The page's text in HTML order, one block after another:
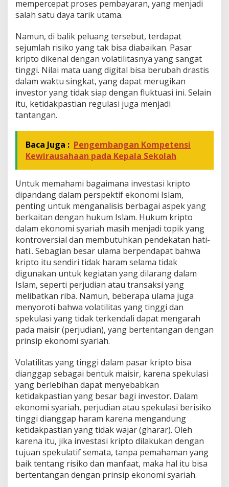
mempercepat proses pembayaran, yang menjadi
salah satu daya tarik utama.
Namun, di balik peluang tersebut, terdapat
sejumlah risiko yang tak bisa diabaikan. Pasar
kripto dikenal dengan volatilitasnya yang sangat
tinggi. Nilai mata uang digital bisa berubah drastis
dalam waktu singkat, yang dapat merugikan
investor yang tidak siap dengan fluktuasi ini. Selain
itu, ketidakpastian regulasi juga menjadi
tantangan.
Baca Juga : Pengembangan Kompetensi
Kewirausahaan pada Kepala Sekolah
Untuk memahami bagaimana investasi kripto
dipandang dalam perspektif ekonomi Islam,
penting untuk menganalisis berbagai aspek yang
berkaitan dengan hukum Islam. Hukum kripto
dalam ekonomi syariah masih menjadi topik yang
kontroversial dan membutuhkan pendekatan hati-
hati.. Sebagian besar ulama berpendapat bahwa
kripto itu sendiri tidak haram selama tidak
digunakan untuk kegiatan yang dilarang dalam
Islam, seperti perjudian atau transaksi yang
melibatkan riba. Namun, beberapa ulama juga
menyoroti bahwa volatilitas yang tinggi dan
spekulasi yang tidak terkendali dapat mengarah
pada maisir (perjudian), yang bertentangan dengan
prinsip ekonomi syariah.
Volatilitas yang tinggi dalam pasar kripto bisa
dianggap sebagai bentuk maisir, karena spekulasi
yang berlebihan dapat menyebabkan
ketidakpastian yang besar bagi investor. Dalam
ekonomi syariah, perjudian atau spekulasi berisiko
tinggi dianggap haram karena mengandung
ketidakpastian yang tidak wajar (gharar). Oleh
karena itu, jika investasi kripto dilakukan dengan
tujuan spekulatif semata, tanpa pemahaman yang
baik tentang risiko dan manfaat, maka hal itu bisa
bertentangan dengan prinsip ekonomi syariah.